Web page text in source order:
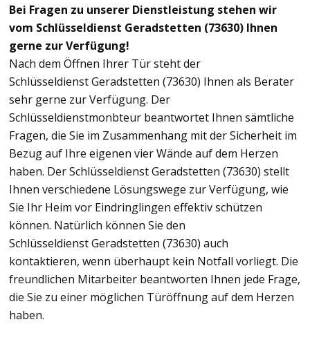
Bei Fragen zu unserer Dienstleistung stehen wir
vom Schlüsseldienst Geradstetten (73630) Ihnen
gerne zur Verfügung!
Nach dem Öffnen Ihrer Tür steht der
Schlüsseldienst Geradstetten (73630) Ihnen als Berater
sehr gerne zur Verfügung. Der
Schlüsseldienstmonbteur beantwortet Ihnen sämtliche
Fragen, die Sie im Zusammenhang mit der Sicherheit im
Bezug auf Ihre eigenen vier Wände auf dem Herzen
haben. Der Schlüsseldienst Geradstetten (73630) stellt
Ihnen verschiedene Lösungswege zur Verfügung, wie
Sie Ihr Heim vor Eindringlingen effektiv schützen
können. Natürlich können Sie den
Schlüsseldienst Geradstetten (73630) auch
kontaktieren, wenn überhaupt kein Notfall vorliegt. Die
freundlichen Mitarbeiter beantworten Ihnen jede Frage,
die Sie zu einer möglichen Türöffnung auf dem Herzen
haben.